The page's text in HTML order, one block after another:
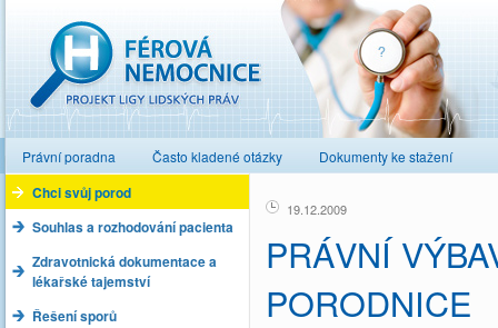
Právní poradna Často kladené otázky Dokumenty ke stažení
Chci svůj porod
Souhlas a rozhodování pacienta
Zdravotnická dokumentace a
lékařské tajemství
Řešení sporů
19.12.2009
PRÁVNÍ
PORODNICE